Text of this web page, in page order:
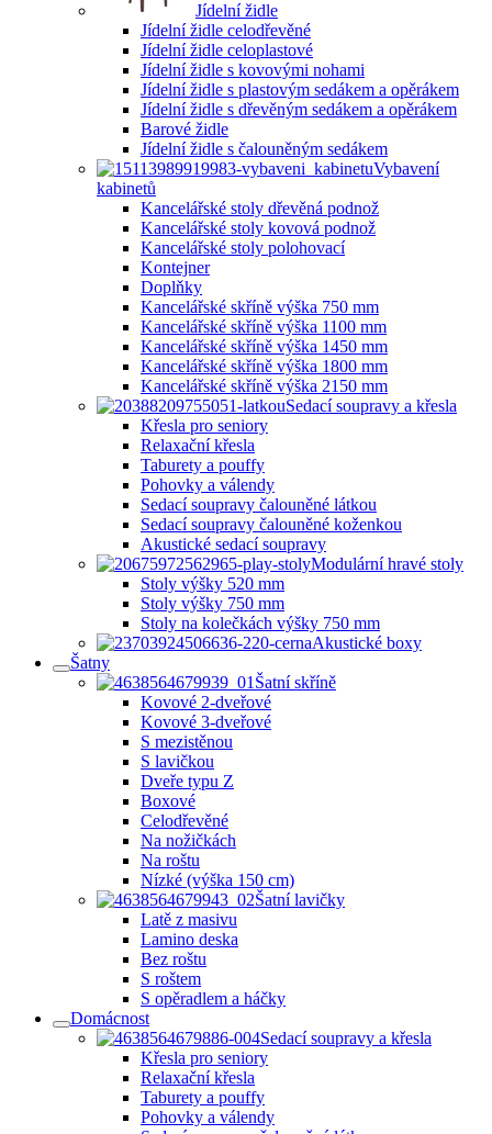
Jídelní židle
Jídelní židle celodřevěné
Jídelní židle celoplastové
Jídelní židle s kovovými nohami
Jídelní židle s plastovým sedákem a opěrákem
Jídelní židle s dřevěným sedákem a opěrákem
Barové židle
Jídelní židle s čalouněným sedákem
Vybavení
kabinetů
Kancelářské stoly dřevěná podnož
Kancelářské stoly kovová podnož
Kancelářské stoly polohovací
Kontejner
Doplňky
Kancelářské skříně výška 750 mm
Kancelářské skříně výška 1100 mm
Kancelářské skříně výška 1450 mm
Kancelářské skříně výška 1800 mm
Kancelářské skříně výška 2150 mm
Sedací soupravy a křesla
Křesla pro seniory
Relaxační křesla
Taburety a pouffy
Pohovky a válendy
Sedací soupravy čalouněné látkou
Sedací soupravy čalouněné koženkou
Akustické sedací soupravy
Modulární hravé stoly
Stoly výšky 520 mm
Stoly výšky 750 mm
Stoly na kolečkách výšky 750 mm
Akustické boxy
Šatny
Šatní skříně
Kovové 2-dveřové
Kovové 3-dveřové
S mezistěnou
S lavičkou
Dveře typu Z
Boxové
Celodřevěné
Na nožičkách
Na roštu
Nízké (výška 150 cm)
Šatní lavičky
Latě z masivu
Lamino deska
Bez roštu
S roštem
S opěradlem a háčky
Domácnost
Sedací soupravy a křesla
Křesla pro seniory
Relaxační křesla
Taburety a pouffy
Pohovky a válendy